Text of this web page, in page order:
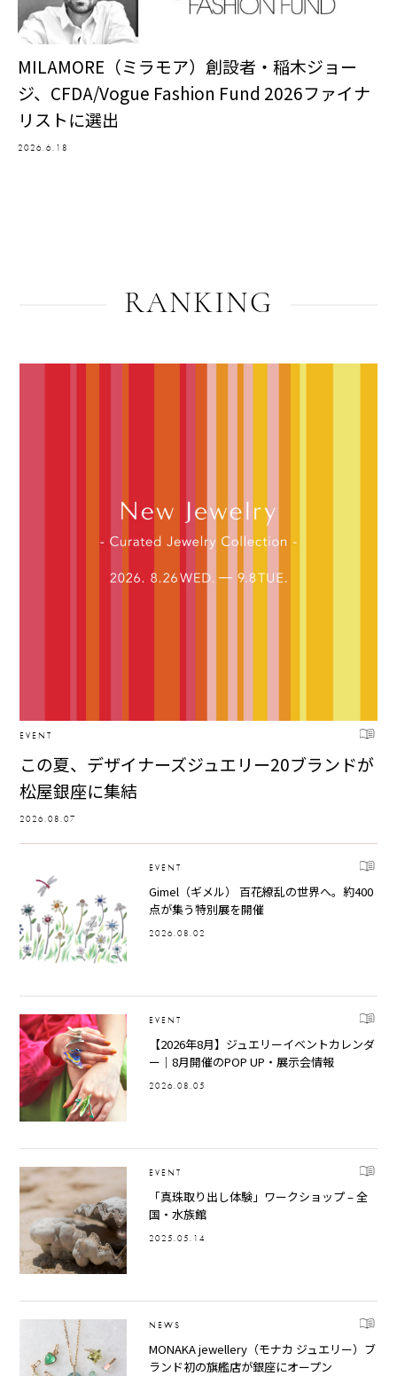
MILAMORE（ミラモア）創設者・稲木ジョー
ジ、CFDA/Vogue Fashion Fund 2026ファイナ
リストに選出
2026.6.18
RANKING
EVENT
この夏、デザイナーズジュエリー20ブランドが
松屋銀座に集結
2026.08.07
EVENT
Gimel（ギメル） 百花繚乱の世界へ。約400
点が集う特別展を開催
2026.08.02
EVENT
【2026年8月】ジュエリーイベントカレンダ
ー｜8月開催のPOP UP・展示会情報
2026.08.05
EVENT
「真珠取り出し体験」ワークショップ – 全
国・水族館
2025.05.14
NEWS
MONAKA jewellery（モナカ ジュエリー）ブ
ランド初の旗艦店が銀座にオープン